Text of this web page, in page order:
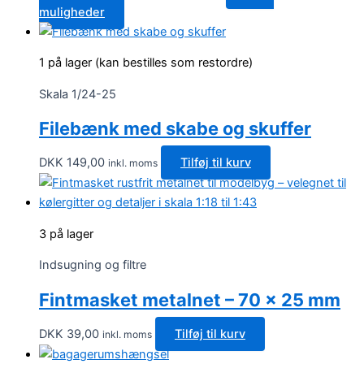
DKK 18,00
til
muligheder
vare
flere
kan
vælges
på
varesiden
1 på lager (kan bestilles som restordre)
Skala 1/24-25
Filebænk med skabe og skuffer
DKK 149,00 inkl. moms Tilføj til kurv
3 på lager
Indsugning og filtre
Fintmasket metalnet – 70 x 25 mm
DKK 39,00 inkl. moms Tilføj til kurv